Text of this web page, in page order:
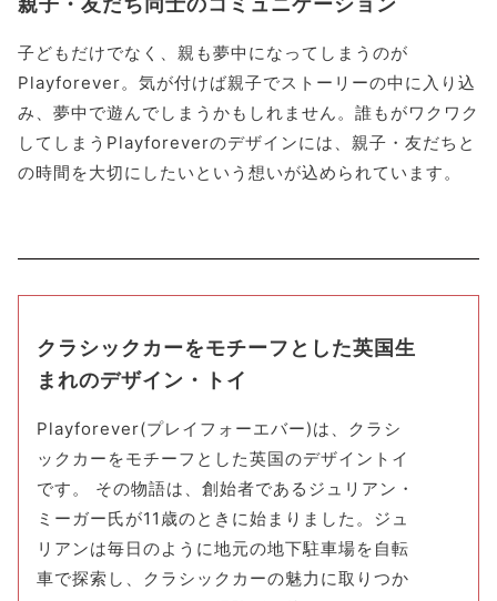
子どもだけでなく、親も夢中になってしまうのが
Playforever。気が付けば親子でストーリーの中に入り込
み、夢中で遊んでしまうかもしれません。誰もがワクワク
してしまうPlayforeverのデザインには、親子・友だちと
の時間を大切にしたいという想いが込められています。
クラシックカーをモチーフとした英国生
まれのデザイン・トイ
Playforever(プレイフォーエバー)は、クラシ
ックカーをモチーフとした英国のデザイントイ
です。 その物語は、創始者であるジュリアン・
ミーガー氏が11歳のときに始まりました。ジュ
リアンは毎日のように地元の地下駐車場を自転
車で探索し、クラシックカーの魅力に取りつか